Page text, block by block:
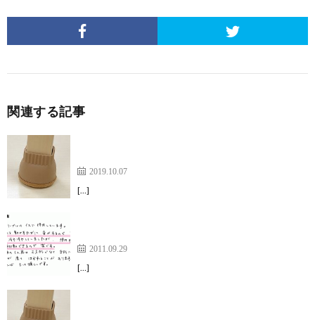
関連する記事
2019.10.07
[…]
2011.09.29
[…]